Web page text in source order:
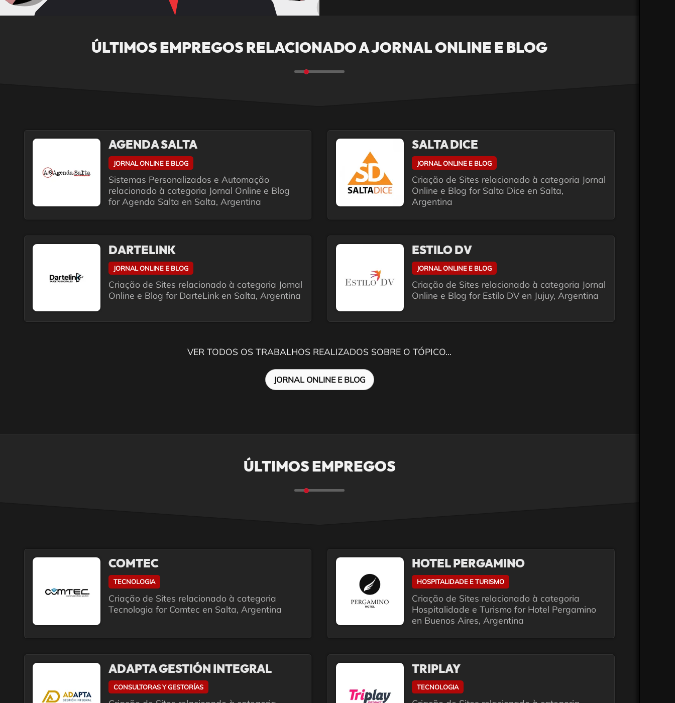
ÚLTIMOS EMPREGOS RELACIONADO A JORNAL ONLINE E BLOG
AGENDA SALTA
JORNAL ONLINE E BLOG
Sistemas Personalizados e Automação
relacionado à categoria Jornal Online e Blog
for Agenda Salta en Salta, Argentina
SALTA DICE
JORNAL ONLINE E BLOG
Criação de Sites relacionado à categoria Jornal
Online e Blog for Salta Dice en Salta,
Argentina
DARTELINK
JORNAL ONLINE E BLOG
Criação de Sites relacionado à categoria Jornal
Online e Blog for DarteLink en Salta, Argentina
ESTILO DV
JORNAL ONLINE E BLOG
Criação de Sites relacionado à categoria Jornal
Online e Blog for Estilo DV en Jujuy, Argentina
VER TODOS OS TRABALHOS REALIZADOS SOBRE O TÓPICO...
JORNAL ONLINE E BLOG
ÚLTIMOS EMPREGOS
COMTEC
TECNOLOGIA
Criação de Sites relacionado à categoria
Tecnologia for Comtec en Salta, Argentina
HOTEL PERGAMINO
HOSPITALIDADE E TURISMO
Criação de Sites relacionado à categoria
Hospitalidade e Turismo for Hotel Pergamino
en Buenos Aires, Argentina
ADAPTA GESTIÓN INTEGRAL
CONSULTORAS Y GESTORÍAS
TRIPLAY
TECNOLOGIA